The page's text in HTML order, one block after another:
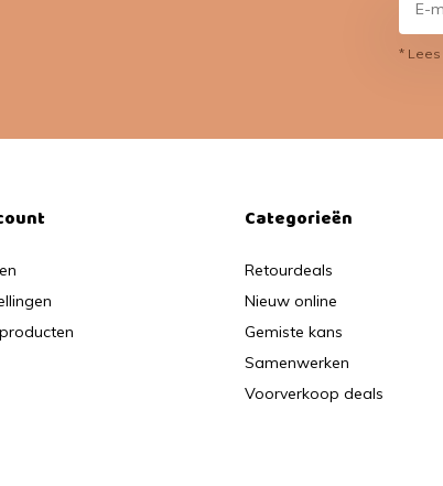
*
Categorieën
Retourdeals
Nieuw online
Gemiste kans
Samenwerken
Voorverkoop deals